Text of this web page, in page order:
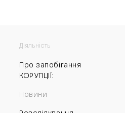
Діяльність
Про запобігання
КОРУПЦІЇ:
Новини